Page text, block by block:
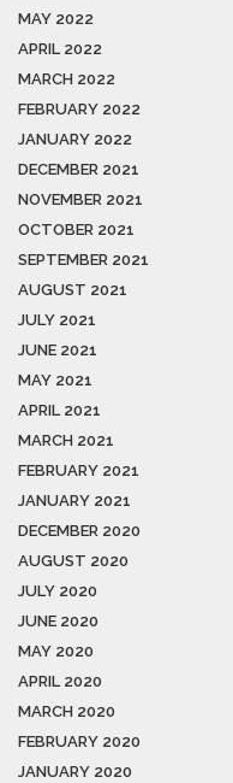
MAY 2022
APRIL 2022
MARCH 2022
FEBRUARY 2022
JANUARY 2022
DECEMBER 2021
NOVEMBER 2021
OCTOBER 2021
SEPTEMBER 2021
AUGUST 2021
JULY 2021
JUNE 2021
MAY 2021
APRIL 2021
MARCH 2021
FEBRUARY 2021
JANUARY 2021
DECEMBER 2020
AUGUST 2020
JULY 2020
JUNE 2020
MAY 2020
APRIL 2020
MARCH 2020
FEBRUARY 2020
JANUARY 2020